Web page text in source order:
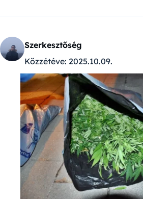
Szerkesztőség
Közzétéve: 2025.10.09.